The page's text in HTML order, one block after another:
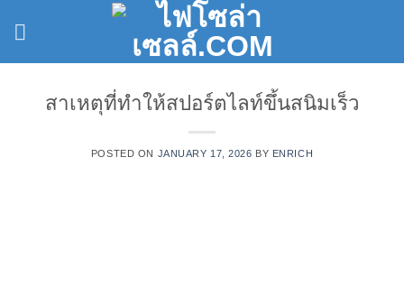
สาเหตุที่ทำให้สปอร์ตไลท์ขึ้นสนิมเร็ว
POSTED ON JANUARY 17, 2026 BY ENRICH